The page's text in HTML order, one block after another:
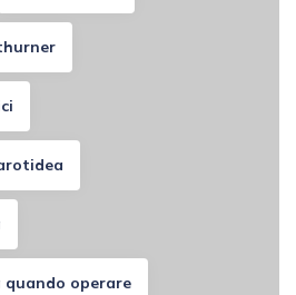
operare